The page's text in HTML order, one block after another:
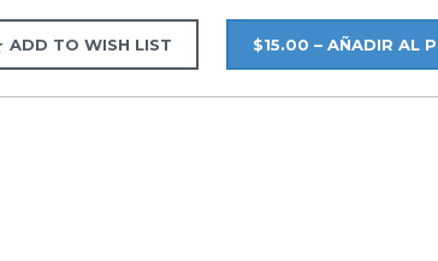
ADD TO WISH LIST $15.00 – AÑADIR AL